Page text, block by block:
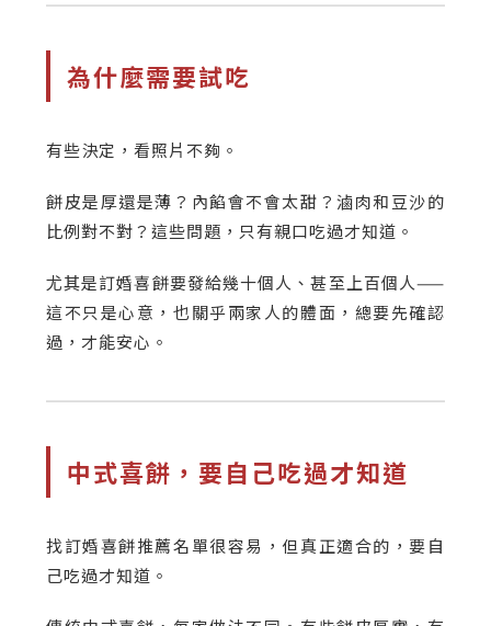
為什麼需要試吃
有些決定，看照片不夠。
餅皮是厚還是薄？內餡會不會太甜？滷肉和豆沙的
比例對不對？這些問題，只有親口吃過才知道。
尤其是訂婚喜餅要發給幾十個人、甚至上百個人——
這不只是心意，也關乎兩家人的體面，總要先確認
過，才能安心。
中式喜餅，要自己吃過才知道
找訂婚喜餅推薦名單很容易，但真正適合的，要自
己吃過才知道。